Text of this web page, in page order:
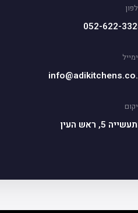
052-622-
5, ראש העין